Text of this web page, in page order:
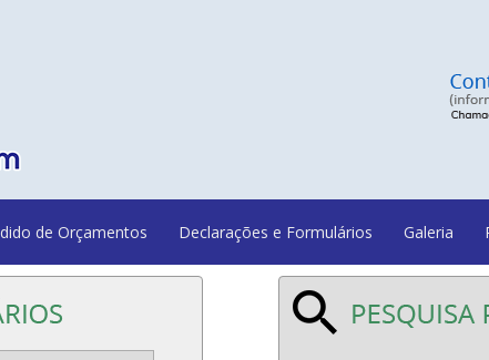
de Orçamentos Declarações e Formulários Galeria